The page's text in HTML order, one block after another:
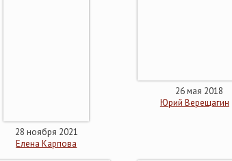
28 ноября 2021
Елена Карпова
26 мая 2018
Юрий Верещагин